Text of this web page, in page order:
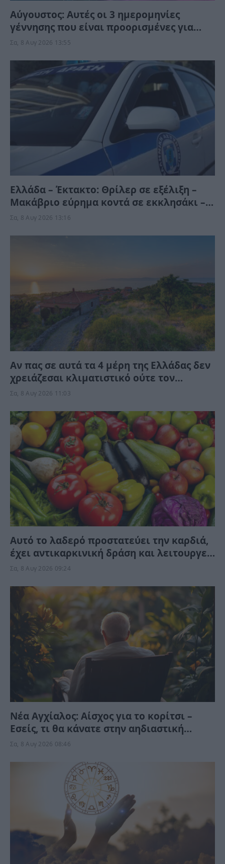
Αύγουστος: Αυτές οι 3 ημερομηνίες
γέννησης που είναι προορισμένες για
τύχη και αφθονία – Το Σύμπαν τις ευνοεί
Σα, 8 Αυγ 2026 13:55
Ελλάδα – Έκτακτο: Θρίλερ σε εξέλιξη –
Μακάβριο εύρημα κοντά σε εκκλησάκι –
Αστυνομικές δυνάμεις στο σημείο
Σα, 8 Αυγ 2026 13:16
Αν πας σε αυτά τα 4 μέρη της Ελλάδας δεν
χρειάζεσαι κλιματιστικό ούτε τον
Αύγουστο
Σα, 8 Αυγ 2026 11:03
Αυτό το λαδερό προστατεύει την καρδιά,
έχει αντικαρκινική δράση και λειτουργεί
κατά της γήρανσης, χωρίς να το γνωρίζετε
Σα, 8 Αυγ 2026 09:24
Νέα Αγχίαλος: Αίσχος για το κορίτσι –
Εσείς, τι θα κάνατε στην αηδιαστική
υπόθεση με τον γείτονα αν ήταν η δική
Σα, 8 Αυγ 2026 08:46